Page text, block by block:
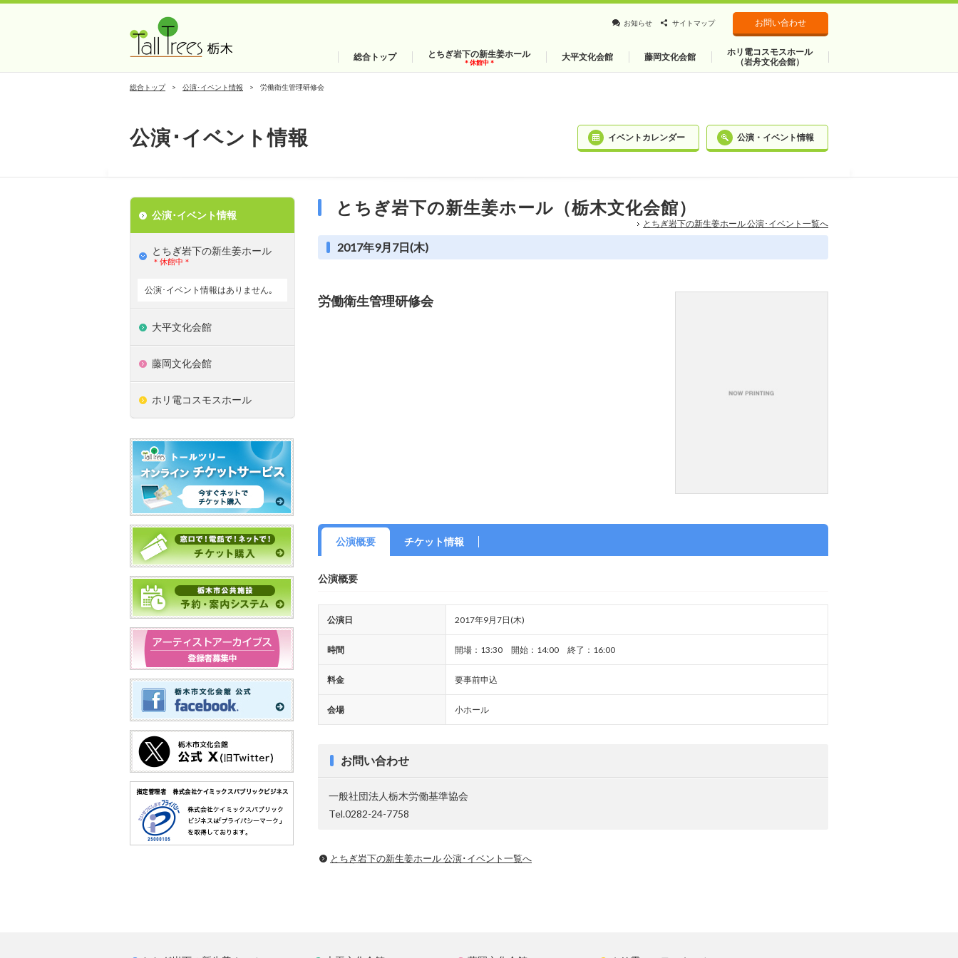
総合トップ とちぎ岩下の新生姜ホール
＊休館中＊ 大平文化会館 藤岡文化会館
ホリ電コスモスホール
（岩舟文化会館）
お知らせ サイトマップ お問い合わせ
総合トップ 公演･イベント情報 労働衛生管理研修会
公演･イベント情報 イベントカレンダー 公演・イベント情報
とちぎ岩下の新生姜ホール（栃木文化会館）
とちぎ岩下の新⽣姜ホール 公演･イベント一覧へ
2017年9月7日(木)
労働衛生管理研修会
公演概要 チケット情報
公演概要
公演日 2017年9月7日(木)
時間 開場：13:30 開始：14:00 終了：16:00
料金 要事前申込
会場 小ホール
お問い合わせ
一般社団法人栃木労働基準協会
Tel.0282-24-7758
とちぎ岩下の新⽣姜ホール 公演･イベント一覧へ
公演･イベント情報
とちぎ岩下の新⽣姜ホール
＊休館中＊
公演･イベント情報はありません｡
大平文化会館
藤岡文化会館
ホリ電コスモスホール